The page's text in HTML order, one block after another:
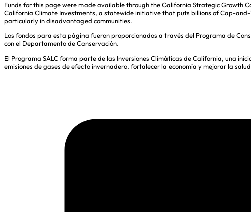
Funds for this page were made available through the California Strategic Growth
California Climate Investments, a statewide initiative that puts billions of Cap-
particularly in disadvantaged communities.
Los fondos para esta página fueron proporcionados a través del Programa de
con el Departamento de Conservación.
El Programa SALC forma parte de las Inversiones Climáticas de California, una
emisiones de gases de efecto invernadero, fortalecer la economía y mejorar la